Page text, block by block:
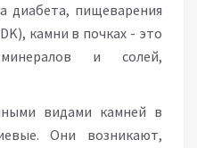
диабета, пищеварения
камни в почках - это
и солей,
видами камней в
Они возникают,